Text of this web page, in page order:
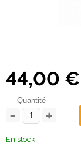
44,00 €
Quantité
En stock